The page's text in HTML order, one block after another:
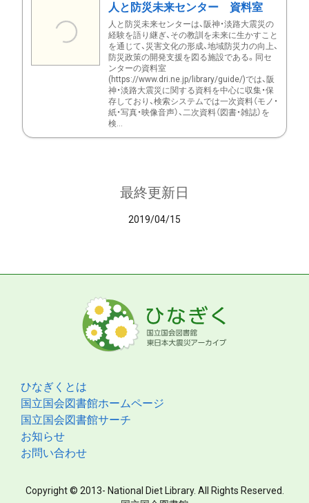
人と防災未来センター 資料室
人と防災未来センターは、阪神・淡路大震災の
経験を語り継ぎ、その教訓を未来に生かすこと
を通じて、災害文化の形成、地域防災力の向上、
防災政策の開発支援を図る施設である。同セ
ンターの資料室
(https://www.dri.ne.jp/library/guide/)では、阪
神・淡路大震災に関する資料を中心に収集・保
存しており、検索システムでは一次資料（モノ・
紙・写真・映像音声）、二次資料（図書・雑誌）を
検...
最終更新日
2019/04/15
ひなぎくとは
国立国会図書館ホームページ
国立国会図書館サーチ
お知らせ
お問い合わせ
Copyright © 2013- National Diet Library. All Rights Reserved.